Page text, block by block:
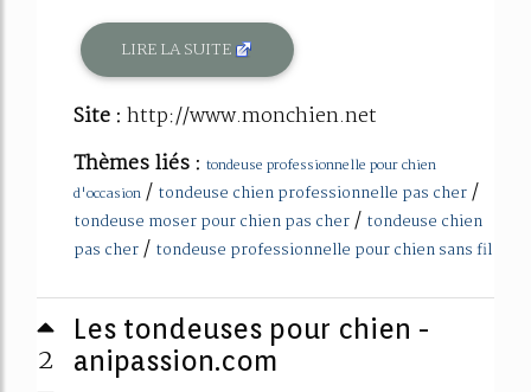
LIRE LA SUITE
Site : http://www.monchien.net
Thèmes liés : tondeuse professionnelle pour chien
d'occasion / tondeuse chien professionnelle pas cher/
tondeuse moser pour chien pas cher/ tondeuse chien
pas cher/ tondeuse professionnelle pour chien sans fil
2
Les tondeuses pour chien -
anipassion.com